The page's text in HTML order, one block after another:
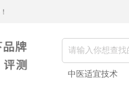
中医适宜技术